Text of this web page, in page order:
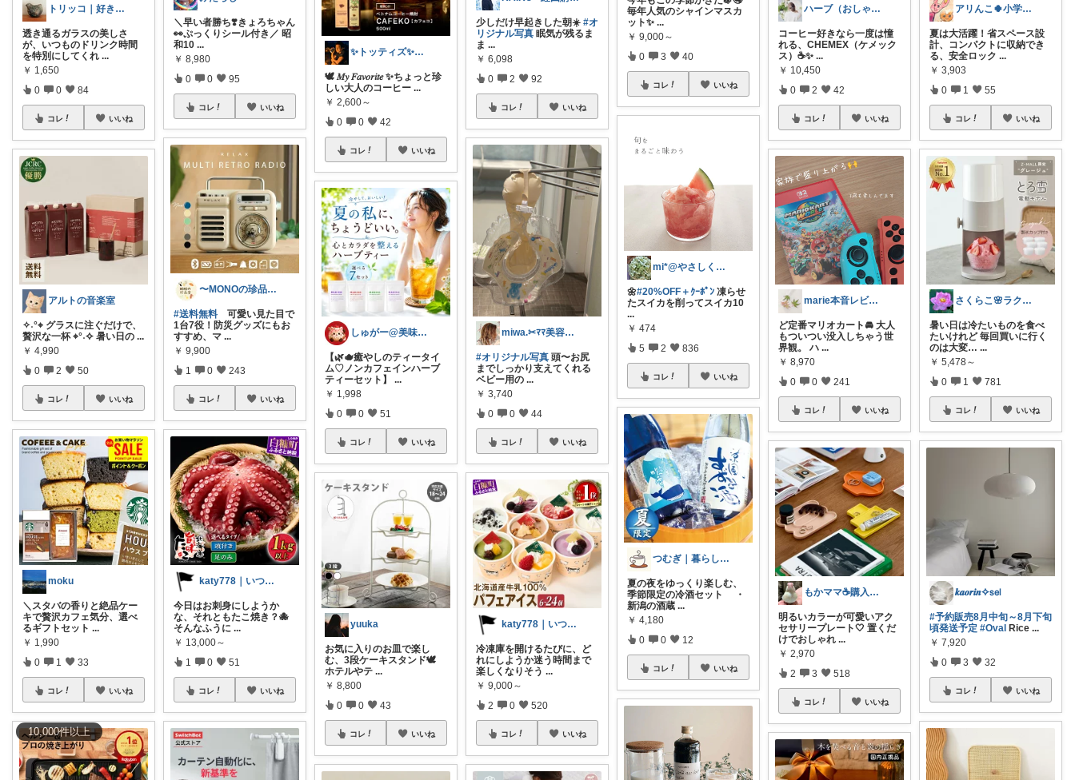
10,000件以上
トリッコ｜好きな雑貨・インテリア
透き通るガラスの美しさ
が、いつものドリンク時間
を特別にしてくれ ...
￥ 1,650
0 0 84
コレ いいね
アルトの音楽室
✧˖°⌖ グラスに注ぐだけで、
贅沢な一杯 ⌖°˖✧ 暑い日の ...
￥ 4,990
0 2 50
コレ いいね
moku
＼スタバの香りと絶品ケー
キで贅沢カフェ気分、選べ
るギフトセット ...
￥ 1,990
0 1 33
コレ いいね
＼早い者勝ち❣️きょろちゃん
👀ぷっくりシール付き／ 昭
和10 ...
￥ 8,980
0 0 95
コレ いいね
〜MONOの珍品堂〜
#送料無料 可愛い見た目で
1台7役！防災グッズにもお
すすめ、マ ...
￥ 9,900
1 0 243
コレ いいね
katy778｜いつも有難うございます✨
今日はお刺身にしようか
な、それともたこ焼き？🐙
そんなふうに ...
￥ 13,000～
1 0 51
コレ いいね
✨トッティズ✨ラク✖️ダイエット✨
🕊️ 𝑀𝑦 𝐹𝑎𝑣𝑜𝑟𝑖𝑡𝑒 ✨ちょっと珍
しい大人のコーヒー ...
￥ 2,600～
0 0 42
コレ いいね
しゅがー@美味しいスイーツや雑貨紹介
【🌿🫖癒やしのティータイ
ム♡ノンカフェインハーブ
ティーセット】
...
￥ 1,998
0 0 51
コレ いいね
yuuka
お気に入りのお皿で楽し
む、3段ケーキスタンド🕊️
ホテルやテ ...
￥ 8,800
0 0 43
コレ いいね
少しだけ早起きした朝☀️#オ
リジナル写真 眠気が残るま
ま ...
￥ 6,098
0 2 92
コレ いいね
miwa.✂︎ﾏﾏ美容師💎
#オリジナル写真 頭〜お尻
までしっかり支えてくれる
ベビー用の ...
￥ 3,740
0 0 44
コレ いいね
katy778｜いつも有難うございます✨
冷凍庫を開けるたびに、ど
れにしようか迷う時間まで
楽しくなりそう ...
￥ 9,000～
2 0 520
コレ いいね
毎年人気のシャインマスカ
ット✨...
￥ 9,000～
0 3 40
コレ いいね
mi*@やさしく整う暮らし
🌼#20%OFF＋ｸｰﾎﾟﾝ 凍らせ
たスイカを削ってスイカ10
...
￥ 474
5 2 836
コレ いいね
つむぎ｜暮らしを少し豊かに
夏の夜をゆっくり楽しむ、
季節限定の冷酒セット ・
新潟の酒蔵 ...
￥ 4,180
0 0 12
コレ いいね
ハーブ（おしゃれに楽したい主婦）
コーヒー好きなら一度は憧
れる、CHEMEX（ケメック
ス）☕✨...
￥ 10,450
0 2 42
コレ いいね
marie本音レビュー🏝️夏休み💃
ど定番マリオカート🚘 大人
もついつい没入しちゃう世
界観。 ハ ...
￥ 8,970
0 0 241
コレ いいね
もかママ☕️購入ありがとうございます💕
明るいカラーが可愛いアク
セサリープレート🤍 置くだ
けでおしゃれ ...
￥ 2,970
2 3 518
コレ いいね
アリんこ🍀小学生ママ 経由購入感謝です
夏は大活躍！省スペース設
計、コンパクトに収納でき
る、安全ロック ...
￥ 3,903
0 1 55
コレ いいね
さくらこ🌸ラクする暮らしnote
暑い日は冷たいものを食べ
たいけれど 毎回買いに行く
のは大変…...
￥ 5,478～
0 1 781
コレ いいね
𝒌𝒂𝒐𝒓𝒊𝒏✧𝗌𝖾𝗅
#予約販売8月中旬～8月下旬
頃発送予定 #Oval Rice...
￥ 7,920
0 3 32
コレ いいね